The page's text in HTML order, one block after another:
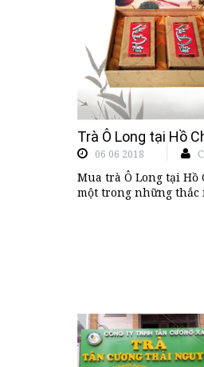
Trà Ô Long tại Hồ
06 06 2018
Mua trà Ô Long tại
một trong những thắc